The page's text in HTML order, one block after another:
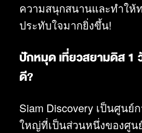
ความสนุกสนานและทำให้
ประทับใจมากยิ่งขึ้น!
ปักหมุด เที่ยวสยามดิส 1
ดี?
Siam Discovery เป็นศูนย์
ใหญ่ที่เป็นส่วนหนึ่งของศูน